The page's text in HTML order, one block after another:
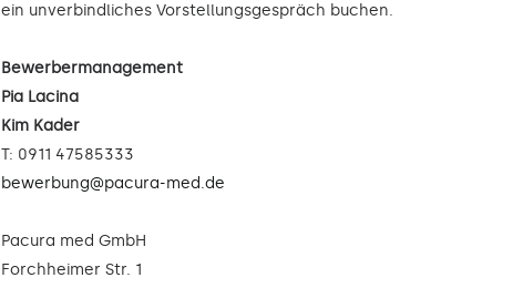
ein unverbindliches Vorstellungsgespräch buchen.
Bewerbermanagement
Pia Lacina
Kim Kader
T: 0911 47585333
bewerbung@pacura-med.de
Pacura med GmbH
Forchheimer Str. 1